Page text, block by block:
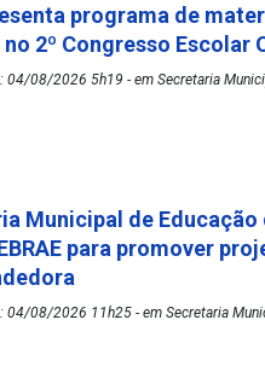
programa de
2º Congresso Escolar
04/08/2026 5h19 - em Secretaria
Municipal de
para promover
04/08/2026 11h25 - em Secretaria